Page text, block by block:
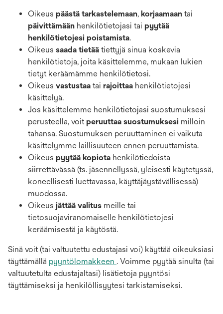
Oikeus päästä tarkastelemaan, korjaamaan tai
päivittämään henkilötietojasi tai pyytää
henkilötietojesi poistamista.
Oikeus saada tietää tiettyjä sinua koskevia
henkilötietoja, joita käsittelemme, mukaan lukien
tietyt keräämämme henkilötietosi.
Oikeus vastustaa tai rajoittaa henkilötietojesi
käsittelyä.
Jos käsittelemme henkilötietojasi suostumuksesi
perusteella, voit peruuttaa suostumuksesi milloin
tahansa. Suostumuksen peruuttaminen ei vaikuta
käsittelymme laillisuuteen ennen peruuttamista.
Oikeus pyytää kopiota henkilötiedoista
siirrettävässä (ts. jäsennellyssä, yleisesti käytetyssä,
koneellisesti luettavassa, käyttäjäystävällisessä)
muodossa.
Oikeus jättää valitus meille tai
tietosuojaviranomaiselle henkilötietojesi
keräämisestä ja käytöstä.
Sinä voit (tai valtuutettu edustajasi voi) käyttää oikeuksiasi
täyttämällä pyyntölomakkeen . Voimme pyytää sinulta (tai
valtuutetulta edustajaltasi) lisätietoja pyyntösi
täyttämiseksi ja henkilöllisyytesi tarkistamiseksi.